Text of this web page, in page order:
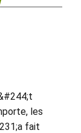
les
fait